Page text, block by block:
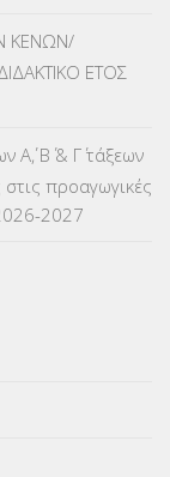
(319)
ΚΕΝΩΝ/
ΕΤΟΣ
Β΄ & Γ΄ τάξεων
προαγωγικές
2027